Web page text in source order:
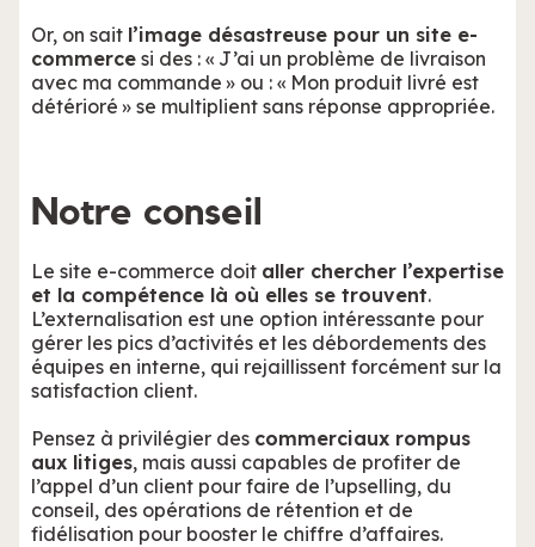
Or, on sait l’image désastreuse pour un site e-
commerce si des : « J’ai un problème de livraison
avec ma commande » ou : « Mon produit livré est
détérioré » se multiplient sans réponse appropriée.
Notre conseil
Le site e-commerce doit aller chercher l’expertise
et la compétence là où elles se trouvent.
L’externalisation est une option intéressante pour
gérer les pics d’activités et les débordements des
équipes en interne, qui rejaillissent forcément sur la
satisfaction client.
Pensez à privilégier des commerciaux rompus
aux litiges, mais aussi capables de profiter de
l’appel d’un client pour faire de l’upselling, du
conseil, des opérations de rétention et de
fidélisation pour booster le chiffre d’affaires.